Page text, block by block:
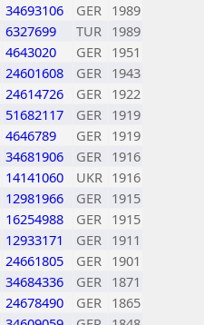
34693106 GER 1989
6327699 TUR 1989
4643020 GER 1951
24601608 GER 1943
24614726 GER 1922
51682117 GER 1919
4646789 GER 1919
34681906 GER 1916
14141060 UKR 1916
12981966 GER 1915
16254988 GER 1915
12933171 GER 1911
24661805 GER 1901
34684336 GER 1871
24678490 GER 1865